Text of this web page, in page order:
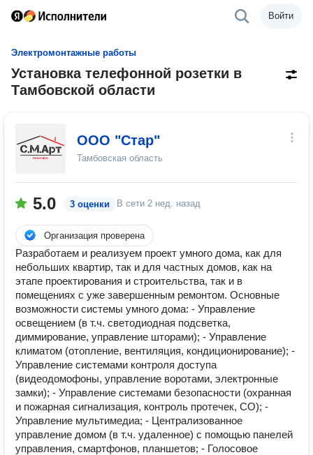
Войти
Электромонтажные работы
Установка телефонной розетки в
Тамбовской области
ООО "Стар"
Тамбовская область
5.0 3 оценки В сети 2 нед. назад
Организация проверена
Разработаем и реализуем проект умного дома, как для
небольших квартир, так и для частных домов, как на
этапе проектирования и строительства, так и в
помещениях с уже завершенным ремонтом. Основные
возможности системы умного дома: - Управление
освещением (в т.ч. светодиодная подсветка,
диммирование, управление шторами); - Управление
климатом (отопление, вентиляция, кондиционирование); -
Управление системами контроля доступа
(видеодомофоны, управление воротами, электронные
замки); - Управление системами безопасности (охранная
и пожарная сигнализация, контроль протечек, СО); -
Управление мультимедиа; - Централизованное
управление домом (в т.ч. удаленное) с помощью панелей
управления, смартфонов, планшетов; - Голосовое